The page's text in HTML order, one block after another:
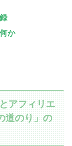
か
アフィリエ
道のり」の